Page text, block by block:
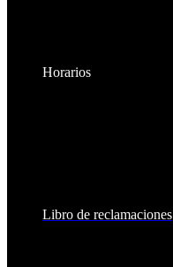
Horarios
Libro de reclamaciones